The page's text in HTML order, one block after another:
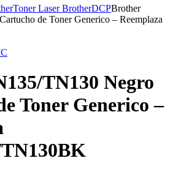
Toner Laser BrotherDCPBrother
de Toner Generico – Reemplaza
TN130 Negro
Toner Generico –